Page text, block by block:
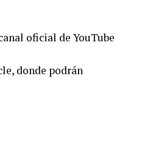
oficial de YouTube
donde podrán